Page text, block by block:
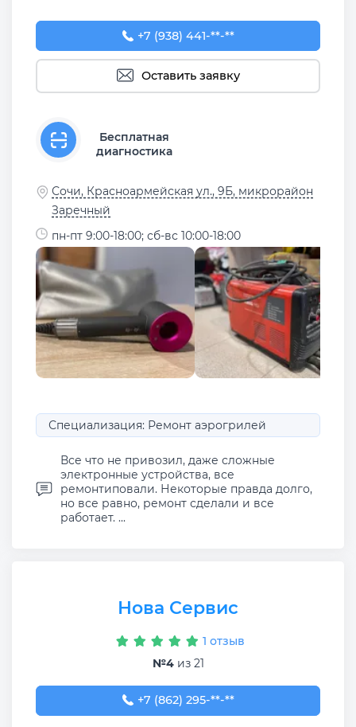
+7 (938) 441-37-67
+7 (938) 441-**-**
Оставить заявку
Бесплатная
диагностика
Сочи, Красноармейская ул., 9Б, микрорайон
Заречный
пн-пт 9:00-18:00; сб-вс 10:00-18:00
Специализация: Ремонт аэрогрилей
Все что не привозил, даже сложные
электронные устройства, все
ремонтиповали. Некоторые правда долго,
но все равно, ремонт сделали и все
работает. ...
Нова Сервис
1 отзыв
№4из 21
+7 (862) 295-59-65
+7 (862) 295-**-**